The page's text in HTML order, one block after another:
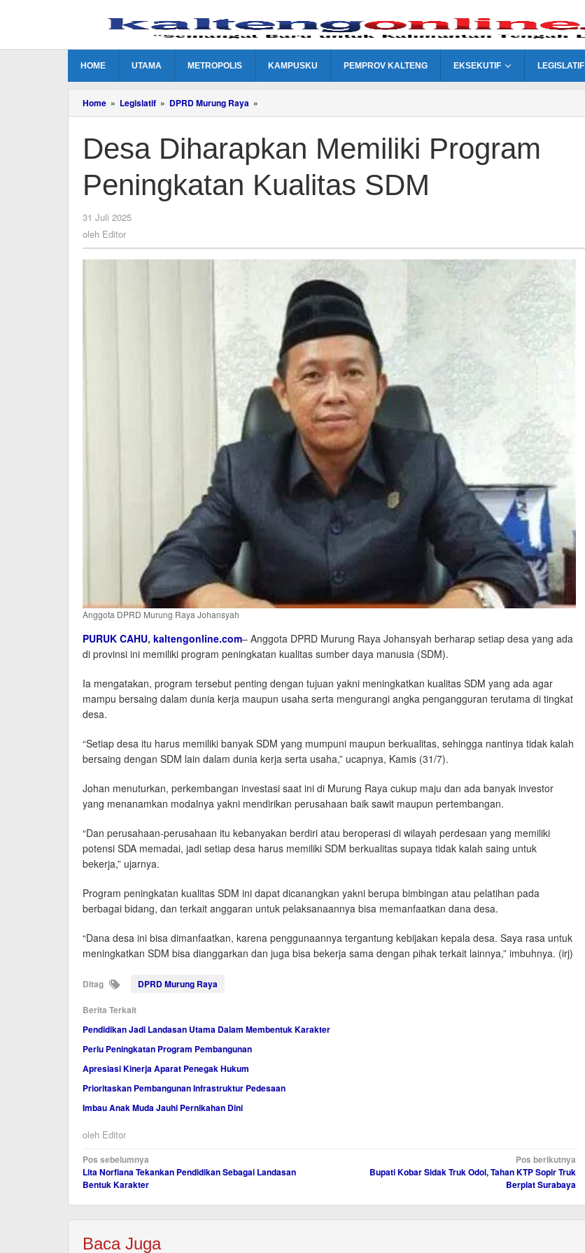
HOME UTAMA METROPOLIS KAMPUSKU PEMPROV KALTENG EKSEKUTIF LEGISLATIF
Home » Legislatif » DPRD Murung Raya »
Diharapkan
Program
Peningkatan
SDM
Desa Diharapkan Memiliki Program
Peningkatan Kualitas SDM
31 Juli 2025
oleh Editor
Anggota DPRD Murung Raya Johansyah
PURUK CAHU, kaltengonline.com– Anggota DPRD Murung Raya Johansyah berharap setiap desa yang ada
di provinsi ini memiliki program peningkatan kualitas sumber daya manusia (SDM).
Ia mengatakan, program tersebut penting dengan tujuan yakni meningkatkan kualitas SDM yang ada agar
mampu bersaing dalam dunia kerja maupun usaha serta mengurangi angka pengangguran terutama di tingkat
desa.
“Setiap desa itu harus memiliki banyak SDM yang mumpuni maupun berkualitas, sehingga nantinya tidak kalah
bersaing dengan SDM lain dalam dunia kerja serta usaha,” ucapnya, Kamis (31/7).
Johan menuturkan, perkembangan investasi saat ini di Murung Raya cukup maju dan ada banyak investor
yang menanamkan modalnya yakni mendirikan perusahaan baik sawit maupun pertembangan.
“Dan perusahaan-perusahaan itu kebanyakan berdiri atau beroperasi di wilayah perdesaan yang memiliki
potensi SDA memadai, jadi setiap desa harus memiliki SDM berkualitas supaya tidak kalah saing untuk
bekerja,” ujarnya.
Program peningkatan kualitas SDM ini dapat dicanangkan yakni berupa bimbingan atau pelatihan pada
berbagai bidang, dan terkait anggaran untuk pelaksanaannya bisa memanfaatkan dana desa.
“Dana desa ini bisa dimanfaatkan, karena penggunaannya tergantung kebijakan kepala desa. Saya rasa untuk
meningkatkan SDM bisa dianggarkan dan juga bisa bekerja sama dengan pihak terkait lainnya,” imbuhnya. (irj)
Ditag DPRD Murung Raya
Berita Terkait
Pendidikan Jadi Landasan Utama Dalam Membentuk Karakter
Perlu Peningkatan Program Pembangunan
Apresiasi Kinerja Aparat Penegak Hukum
Prioritaskan Pembangunan Infrastruktur Pedesaan
Imbau Anak Muda Jauhi Pernikahan Dini
oleh Editor
Navigasi
pos
Pos sebelumnya
Lita Norfiana Tekankan Pendidikan Sebagai Landasan
Bentuk Karakter
Pos berikutnya
Bupati Kobar Sidak Truk Odol, Tahan KTP Sopir Truk
Berplat Surabaya
Baca Juga